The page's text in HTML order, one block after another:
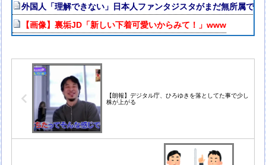
外国人「理解できない」日本人ファンタジスタがまだ無所属で
【画像】裏垢JD「新しい下着可愛いからみて！」www
【朗報】デジタル庁、ひろゆきを落としてた事で少し
株が上がる